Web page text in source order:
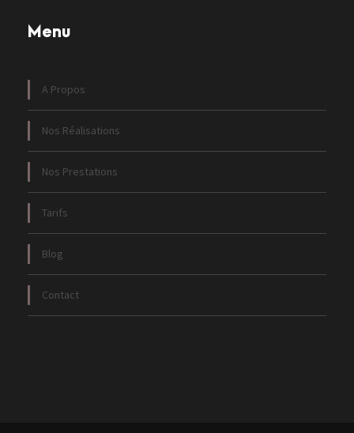
Menu
A Propos
Nos Réalisations
Nos Prestations
Tarifs
Blog
Contact